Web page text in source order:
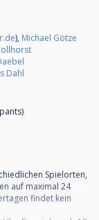
), Michael Götze
Dahl
)
Spielorten,
auf maximal 24
findet kein